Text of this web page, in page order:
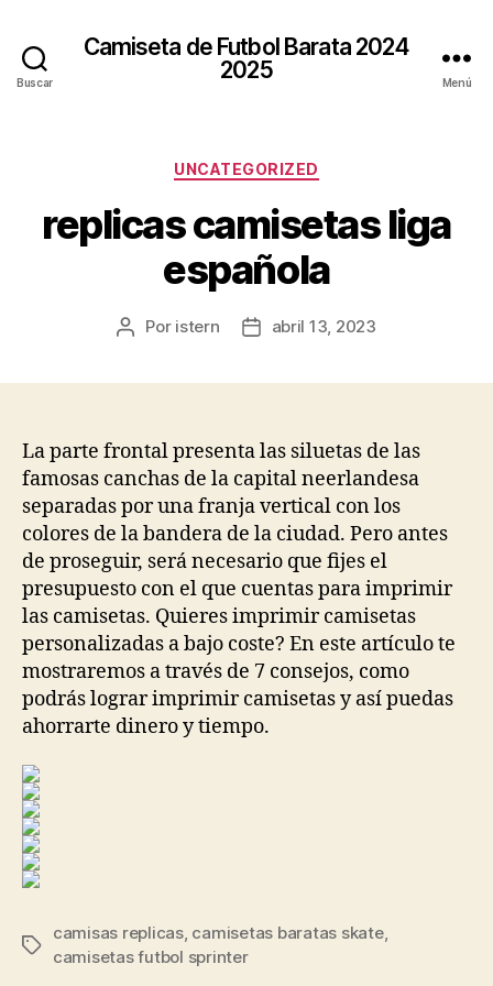
Buscar
Camiseta de Futbol Barata 2024
2025
Menú
Categorías
UNCATEGORIZED
replicas camisetas liga
española
Autor
Por istern
Fechaabril 13, 2023
La parte frontal presenta las siluetas de las
famosas canchas de la capital neerlandesa
separadas por una franja vertical con los
colores de la bandera de la ciudad. Pero antes
de proseguir, será necesario que fijes el
presupuesto con el que cuentas para imprimir
las camisetas. Quieres imprimir camisetas
personalizadas a bajo coste? En este artículo te
mostraremos a través de 7 consejos, como
podrás lograr imprimir camisetas y así puedas
ahorrarte dinero y tiempo.
Etiquetas
camisas replicas, camisetas baratas skate,
camisetas futbol sprinter